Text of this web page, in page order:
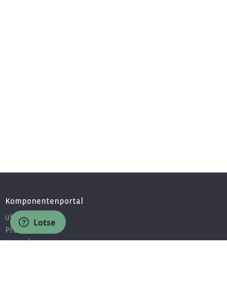
Komponentenportal
über uns
Presse
Kontakt
Lotse